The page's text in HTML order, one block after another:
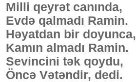
Milli qeyrət canında,
Evdə qalmadı Ramin.
Həyatdan bir doyunca,
Kamın almadı Ramin.
Sevincini tək qoydu,
Öncə Vətəndir, dedi.